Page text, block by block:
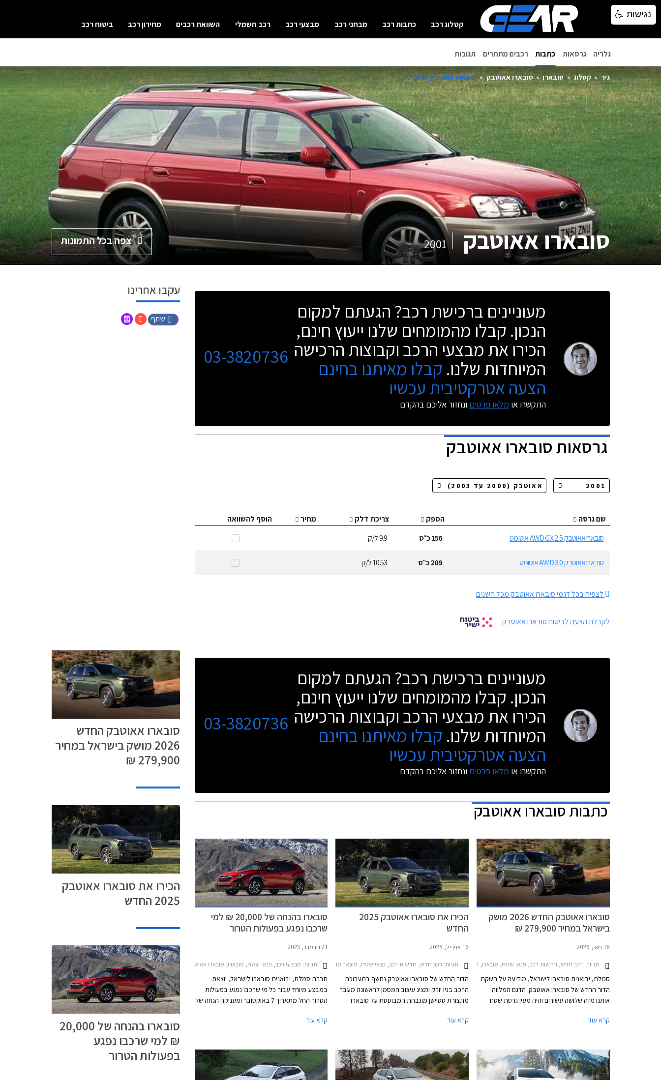
קטלוג רכב כתבות רכב מבחני רכב מבצעי רכב רכב חשמלי השוואת רכבים מחירון רכב ביטוח רכב
גלריה גרסאות כתבות רכבים מתחרים תגובות
גיר קטלוג סובארו סובארו אאוטבק סובארו אאוטבק 2003
סובארו אאוטבק 2001 צפה בכל התמונות
מעוניינים ברכישת רכב? הגעתם למקום
הנכון. קבלו מהמומחים שלנו ייעוץ חינם,
הכירו את מבצעי הרכב וקבוצות הרכישה
המיוחדות שלנו. קבלו מאיתנו בחינם
הצעה אטרקטיבית עכשיו
התקשרו או מלאו פרטים ונחזור אליכם בהקדם
03-3820736
גרסאותסובארו אאוטבק
שם גרסה הספק צריכת דלק מחיר
הוסף להשוואה
סובארו אאוטבק 2.5 AWD GX אוטומט
156כ״ס 9.9ל/ק
סובארו אאוטבק 3.0 AWD אוטומט 209כ״ס 10.53ל/ק
לצפיה בכל דגמי סובארו אאוטבק מכל השנים
לקבלת הצעה לביטוח סובארו אאוטבק
עקבו אחרינו
שתף
מעוניינים ברכישת רכב? הגעתם למקום
הנכון. קבלו מהמומחים שלנו ייעוץ חינם,
הכירו את מבצעי הרכב וקבוצות הרכישה
המיוחדות שלנו. קבלו מאיתנו בחינם
הצעה אטרקטיבית עכשיו
התקשרו או מלאו פרטים ונחזור אליכם בהקדם
03-3820736
כתבותסובארו אאוטבק
סובארו אאוטבק החדש 2026 מושק
בישראל במחיר 279,900 ₪
18 מאי, 2026
תגיות: רכב חדש, חדשות רכב, פנאי שטח, סובארו, סובארו אאוטבק 2021-2025, סובארו אאוטבק 2026-2026מחירון רכב
סמלת, יבואנית סובארו לישראל, מודיעה על השקת
הדור החדש של סובארו אאוטבק. הדגם המלווה
אותנו מזה שלושה עשורים והיה מעין גרסת שטח
קשוח יותר, המשלב את היכולות המוכרות של היצרן
אבזור לקצ'ורי במחיר יקר למדי העומד על 279,900
₪.
קרא עוד
הכירו את סובארו אאוטבק 2025
החדש
16 אפריל, 2025
תגיות: רכב חדש, חדשות רכב, פנאי שטח, סובארוסובארו אאוטבק 2021-2025
הדור החדש של סובארו אאוטבק נחשף בתערוכת
הרכב בניו יורק ומציג עיצוב המסמן לראשונה מעבר
מתצורת סטיישן מוגבהת המבוססת על סובארו
כגון ניסאן אקסטרייל, סקודה קודיאק ומיצובישי
פחות נוצצת.
קרא עוד
סובארו בהנחה של 20,000 ₪ למי
שרכבו נפגע בפעולות הטרור
21 נובמבר, 2023
תגיות: מבצעי רכב, פנאי שטח, סובארו, סובארו אאוטבק 2021-2025, סובארו איבולטיס 2020-2023, סובארו איבולטיס 2023-2024, סובארו פורסטר 2022-2024סובארו קרוסטרק 2023-2026
חברת סמלת, יבואנית סובארו לישראל, יוצאת
במבצע מיוחד עבור כל מי שרכבו נפגע בפעולות
הטרור החל מתאריך 7 באוקטובר ומעניקה הנחה של
ברזל, ושמחזיקים באישור לכך.
קרא עוד
סובארו אאוטבק החדש
2026 מושק בישראל במחיר
279,900 ₪
הכירו את סובארו אאוטבק
2025 החדש
סובארו בהנחה של 20,000
₪ למי שרכבו נפגע
בפעולות הטרור
נגישות
נגישות